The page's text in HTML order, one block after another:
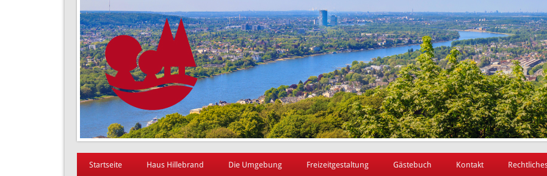
Startseite Haus Hillebrand Die Umgebung Freizeitgestaltung Gästebuch Kontakt